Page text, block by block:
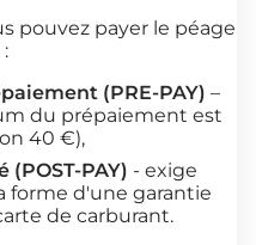
pouvez payer le péage
(PRE-PAY) –
du prépaiement est
40 €),
PAY) - exige
forme d'une garantie
de carburant.